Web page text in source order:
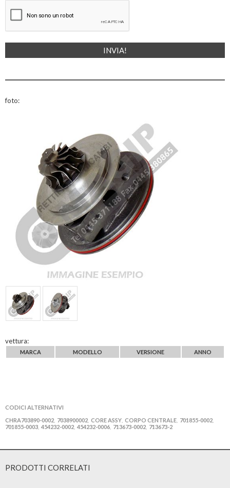
foto:
vettura:
MARCA MODELLO VERSIONE ANNO
CODICI ALTERNATIVI
CHRA703890-0002 7038900002 CORE ASSY CORPO CENTRALE 701855-0002
701855-0003 454232-0002 454232-0006 713673-0002 713673-2
PRODOTTI CORRELATI